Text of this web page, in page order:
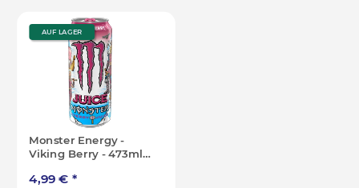
AUF LAGER
Monster Energy -
Viking Berry - 473ml
4,99 € *